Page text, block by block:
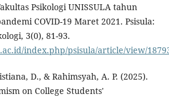
Psikologi UNISSULA tahun
COVID-19 Maret 2021. Psisula:
3(0), 81-93.
index.php/psisula/article/view/
D., & Rahimsyah, A. P. (2025).
on College Students'